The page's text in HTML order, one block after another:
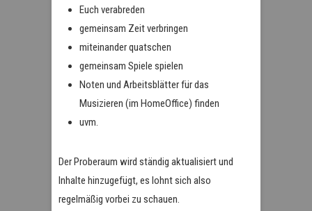
Euch verabreden
gemeinsam Zeit verbringen
miteinander quatschen
gemeinsam Spiele spielen
Noten und Arbeitsblätter für das
Musizieren (im HomeOffice) finden
uvm.
Der Proberaum wird ständig aktualisiert und
Inhalte hinzugefügt, es lohnt sich also
regelmäßig vorbei zu schauen.